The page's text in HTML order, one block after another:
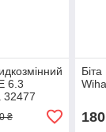
6.3
32477
₴ 180